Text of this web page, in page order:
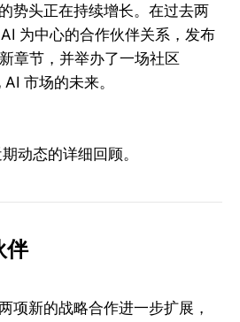
势头正在持续增长。在过去两
为中心的合作伙伴关系，发布
章节，并举办了一场社区
市场的未来。
动态的详细回顾。
伴
项新的战略合作进一步扩展，